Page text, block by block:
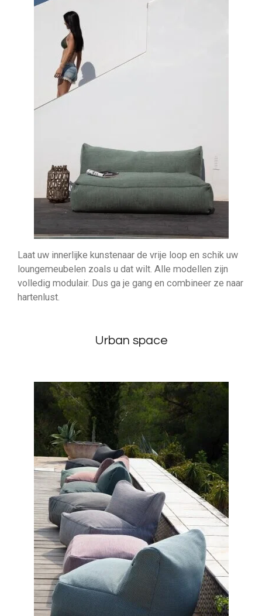
Laat uw innerlijke kunstenaar de vrije loop en schik uw
loungemeubelen zoals u dat wilt. Alle modellen zijn
volledig modulair. Dus ga je gang en combineer ze naar
hartenlust.
Urban space